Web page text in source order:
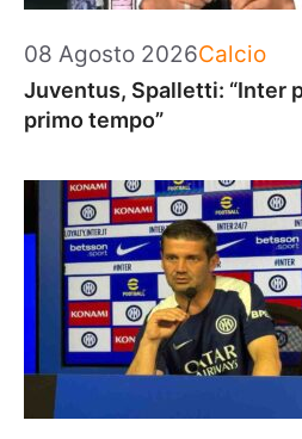
08 Agosto 2026Categorie
Calcio
Juventus, Spalletti: “Inter
primo tempo”